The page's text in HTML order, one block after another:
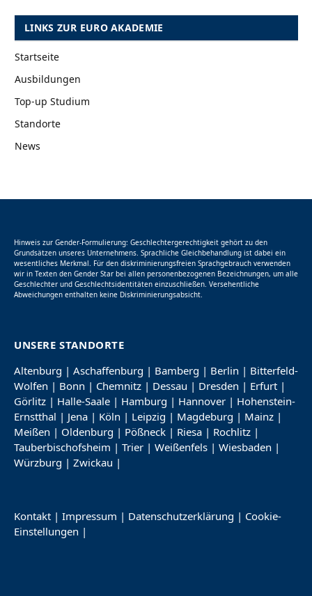
LINKS ZUR EURO AKADEMIE
Startseite
Ausbildungen
Top-up Studium
Standorte
News
Hinweis zur Gender-Formulierung: Geschlechtergerechtigkeit gehört zu den
Grundsätzen unseres Unternehmens. Sprachliche Gleichbehandlung ist dabei ein
wesentliches Merkmal. Für den diskriminierungsfreien Sprachgebrauch verwenden
wir in Texten den Gender Star bei allen personenbezogenen Bezeichnungen, um alle
Geschlechter und Geschlechtsidentitäten einzuschließen. Versehentliche
Abweichungen enthalten keine Diskriminierungsabsicht.
UNSERE STANDORTE
Altenburg | Aschaffenburg | Bamberg | Berlin | Bitterfeld-
Wolfen | Bonn | Chemnitz | Dessau | Dresden | Erfurt |
Görlitz | Halle-Saale | Hamburg | Hannover | Hohenstein-
Ernstthal | Jena | Köln | Leipzig | Magdeburg | Mainz |
Meißen | Oldenburg | Pößneck | Riesa | Rochlitz |
Tauberbischofsheim | Trier | Weißenfels | Wiesbaden |
Würzburg | Zwickau |
Kontakt | Impressum | Datenschutzerklärung | Cookie-
Einstellungen |